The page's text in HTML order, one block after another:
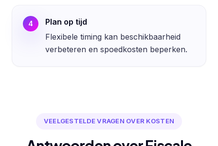
4
Plan op tijd
Flexibele timing kan beschikbaarheid
verbeteren en spoedkosten beperken.
VEELGESTELDE VRAGEN OVER KOSTEN